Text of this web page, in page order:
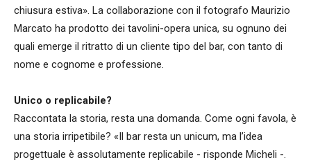
chiusura estiva». La collaborazione con il fotografo Maurizio
Marcato ha prodotto dei tavolini-opera unica, su ognuno dei
quali emerge il ritratto di un cliente tipo del bar, con tanto di
nome e cognome e professione.
Unico o replicabile?
Raccontata la storia, resta una domanda. Come ogni favola, è
una storia irripetibile? «Il bar resta un unicum, ma l’idea
progettuale è assolutamente replicabile - risponde Micheli -.